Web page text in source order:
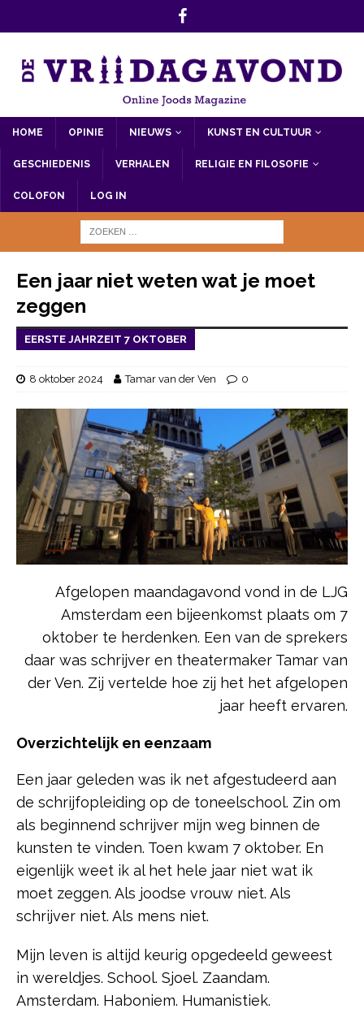
HOME OPINIE NIEUWS KUNST EN CULTUUR
GESCHIEDENIS VERHALEN RELIGIE EN FILOSOFIE
COLOFON LOG IN
Een jaar niet weten wat je moet
zeggen
EERSTE JAHRZEIT 7 OKTOBER
8 oktober 2024 Tamar van der Ven 0
Afgelopen maandagavond vond in de LJG
Amsterdam een bijeenkomst plaats om 7
oktober te herdenken. Een van de sprekers
daar was schrijver en theatermaker Tamar van
der Ven. Zij vertelde hoe zij het het afgelopen
jaar heeft ervaren.
Overzichtelijk en eenzaam
Een jaar geleden was ik net afgestudeerd aan
de schrijfopleiding op de toneelschool. Zin om
als beginnend schrijver mijn weg binnen de
kunsten te vinden. Toen kwam 7 oktober. En
eigenlijk weet ik al het hele jaar niet wat ik
moet zeggen. Als joodse vrouw niet. Als
schrijver niet. Als mens niet.
Mijn leven is altijd keurig opgedeeld geweest
in wereldjes. School. Sjoel. Zaandam.
Amsterdam. Haboniem. Humanistiek.